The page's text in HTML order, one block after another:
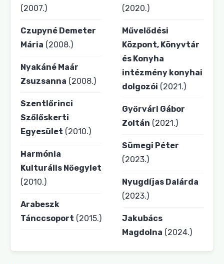
(2007.)
Czupyné Demeter
Mária (2008.)
Nyakáné Maár
Zsuzsanna (2008.)
Szentlőrinci
Szőlőskerti
Egyesület (2010.)
Harmónia
Kulturális Nőegylet
(2010.)
Arabeszk
Tánccsoport (2015.)
(2020.)
Művelődési
Központ, Könyvtár
és Konyha
intézmény konyhai
dolgozói (2021.)
Győrvári Gábor
Zoltán (2021.)
Sümegi Péter
(2023.)
Nyugdíjas Dalárda
(2023.)
Jakubács
Magdolna (2024.)